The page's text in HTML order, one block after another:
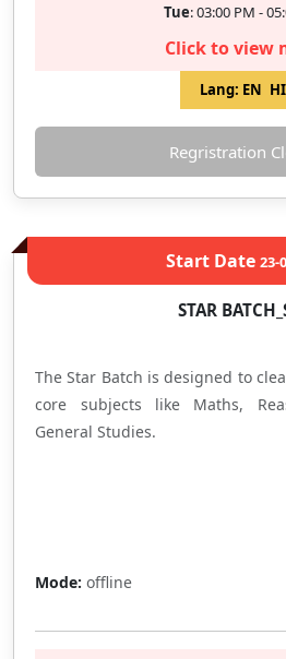
Tue: 03:00 PM -
Click to view
Lang: EN HI
Regristration
Start Date 23-
STAR
The Star Batch is designed to
core subjects like Maths,
General Studies.
Mode: offline